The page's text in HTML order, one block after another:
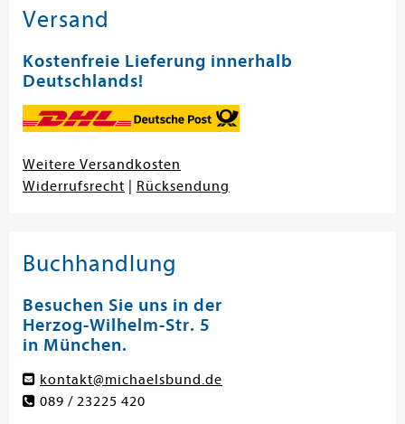
Versand
Kostenfreie Lieferung innerhalb
Deutschlands!
Weitere Versandkosten
Widerrufsrecht
Rücksendung
Buchhandlung
Besuchen Sie uns in der
Herzog-Wilhelm-Str. 5
in München.
kontakt@michaelsbund.de
089 / 23225 420